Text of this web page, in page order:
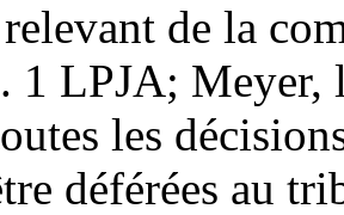
de la
1 LPJA;
les
déférées au